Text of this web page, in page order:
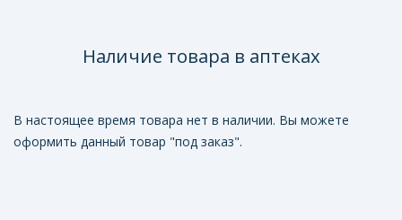
Наличие товара в аптеках
В настоящее время товара нет в наличии. Вы можете
оформить данный товар "под заказ".